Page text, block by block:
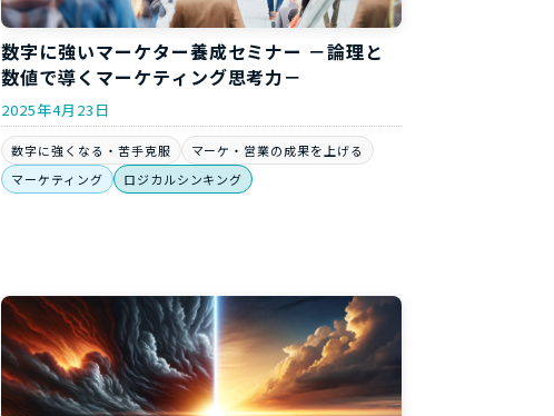
数字に強いマーケター養成セミナー －論理と
数値で導くマーケティング思考力－
2025年4月23日
数字に強くなる・苦手克服
マーケ・営業の成果を上げる
マーケティング
ロジカルシンキング